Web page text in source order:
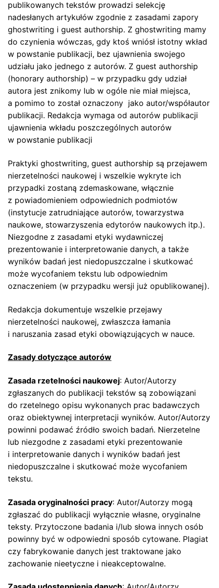
publikowanych tekstów prowadzi selekcję
nadesłanych artykułów zgodnie z zasadami zapory
ghostwriting i guest authorship. Z ghostwriting mamy
do czynienia wówczas, gdy ktoś wniósł istotny wkład
w powstanie publikacji, bez ujawnienia swojego
udziału jako jednego z autorów. Z guest authorship
(honorary authorship) – w przypadku gdy udział
autora jest znikomy lub w ogóle nie miał miejsca,
a pomimo to został oznaczony jako autor/współautor
publikacji. Redakcja wymaga od autorów publikacji
ujawnienia wkładu poszczególnych autorów
w powstanie publikacji
Praktyki ghostwriting, guest authorship są przejawem
nierzetelności naukowej i wszelkie wykryte ich
przypadki zostaną zdemaskowane, włącznie
z powiadomieniem odpowiednich podmiotów
(instytucje zatrudniające autorów, towarzystwa
naukowe, stowarzyszenia edytorów naukowych itp.).
Niezgodne z zasadami etyki wydawniczej
prezentowanie i interpretowanie danych, a także
wyników badań jest niedopuszczalne i skutkować
może wycofaniem tekstu lub odpowiednim
oznaczeniem (w przypadku wersji już opublikowanej).
Redakcja dokumentuje wszelkie przejawy
nierzetelności naukowej, zwłaszcza łamania
i naruszania zasad etyki obowiązujących w nauce.
Zasady dotyczące autorów
Zasada rzetelności naukowej: Autor/Autorzy
zgłaszanych do publikacji tekstów są zobowiązani
do rzetelnego opisu wykonanych prac badawczych
oraz obiektywnej interpretacji wyników. Autor/Autorzy
powinni podawać źródło swoich badań. Nierzetelne
lub niezgodne z zasadami etyki prezentowanie
i interpretowanie danych i wyników badań jest
niedopuszczalne i skutkować może wycofaniem
tekstu.
Zasada oryginalności pracy: Autor/Autorzy mogą
zgłaszać do publikacji wyłącznie własne, oryginalne
teksty. Przytoczone badania i/lub słowa innych osób
powinny być w odpowiedni sposób cytowane. Plagiat
czy fabrykowanie danych jest traktowane jako
zachowanie nieetyczne i nieakceptowalne.